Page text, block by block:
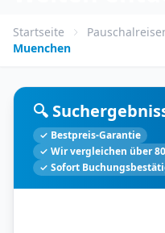
Startseite
Muenchen
🔍
✓ Bestpreis-Garantie
✓ Wir vergleichen über
✓ Sofort